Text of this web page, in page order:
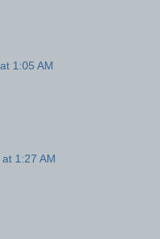
1:05 AM
1:27 AM